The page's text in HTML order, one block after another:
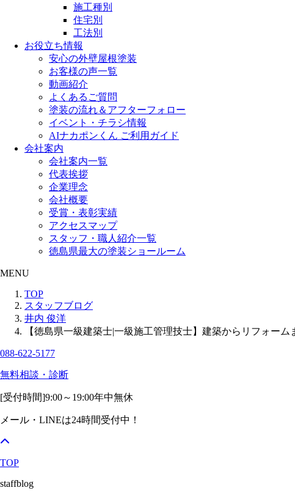
施工種別
住宅別
工法別
お役立ち情報
安心の外壁屋根塗装
お客様の声一覧
動画紹介
よくあるご質問
塗装の流れ＆アフターフォロー
イベント・チラシ情報
AIナカポンくん ご利用ガイド
会社案内
会社案内一覧
代表挨拶
企業理念
会社概要
受賞・表彰実績
アクセスマップ
スタッフ・職人紹介一覧
徳島県最大の塗装ショールーム
MENU
TOP
スタッフブログ
井内 俊洋
【徳島県一級建築士|一級施工管理技士】建築からリフォー
088-622-5177
無料相談・診断
[受付時間]9:00～19:00年中無休
メール・LINEは24時間受付中！
TOP
staffblog